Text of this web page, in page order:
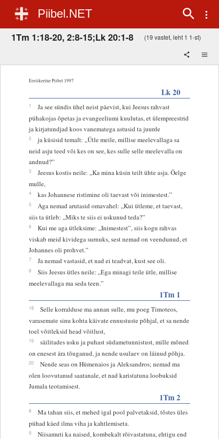
Piibel.NET
1Tm 1:18-20, 2:8-15;Lk 20:1-8 (19 vastet, leht 1 1-st)
Eestikeelne Piibel 1997
Lk 20
1
Ja see sündis ühel neist päevist, kui Jeesus rahvast
pühakojas õpetas ja evangeeliumi kuulutas, et ülempreestrid
ja kirjatundjad koos vanematega astusid ta juurde
2
ja küsisid temalt: „Ütle meile, millise meelevallaga sa
neid asju teed või kes on see, kes sulle selle meelevalla on
andnud?”
3
Jeesus kostis neile: „Ka mina küsin teilt ühte asja. Öelge
mulle,
4 kas Johannese ristimine oli taevast või inimestest.”
5
Aga nemad arutasid omavahel: „Kui ütleme, et taevast,
siis ta ütleb: „Miks te siis ei uskunud teda?”
6
Kui me aga ütleksime: „Inimestest”, siis kogu rahvas
viskab meid kividega surnuks, sest nemad on veendunud, et
Johannes oli prohvet.”
7 Ja nemad vastasid, et nad ei teadvat, kust see oli.
8
Siis Jeesus ütles neile: „Ega minagi teile ütle, millise
meelevallaga ma seda teen.”
1Tm 1
18
Selle korralduse ma annan sulle, mu poeg Timoteos,
varasemate sinu kohta käivate ennustuste põhjal, et sa nende
toel võitleksid head võitlust,
19
säilitades usku ja puhast südametunnistust, mille mõned
on enesest ära tõuganud, ja nende usulaev on läinud põhja.
20
Nende seas on Hümenaios ja Aleksandros; nemad ma
olen loovutanud saatanale, et nad karistatuna loobuksid
Jumala teotamisest.
1Tm 2
8
Ma tahan siis, et mehed igal pool palvetaksid, tõstes üles
pühad käed ilma viha ja kahtlemiseta.
9 Niisamuti ka naised, kombekalt rõivastatuna, ehtigu end